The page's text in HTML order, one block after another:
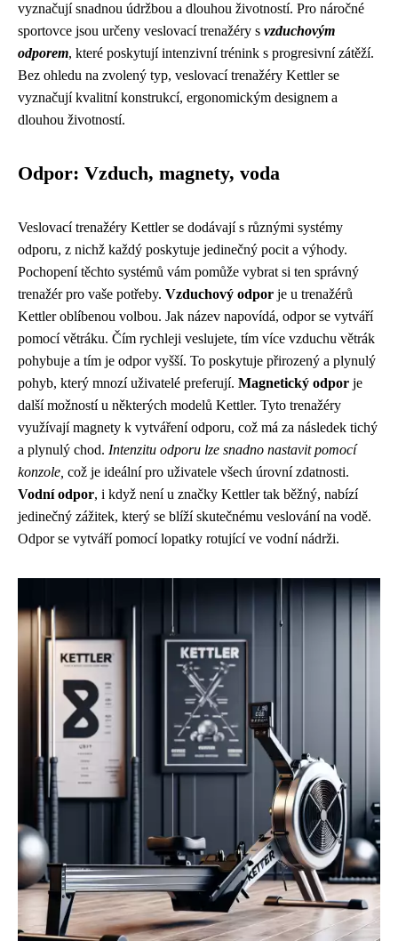
vyznačují snadnou údržbou a dlouhou životností. Pro náročné
sportovce jsou určeny veslovací trenažéry s vzduchovým
odporem, které poskytují intenzivní trénink s progresivní zátěží.
Bez ohledu na zvolený typ, veslovací trenažéry Kettler se
vyznačují kvalitní konstrukcí, ergonomickým designem a
dlouhou životností.
Odpor: Vzduch, magnety, voda
Veslovací trenažéry Kettler se dodávají s různými systémy
odporu, z nichž každý poskytuje jedinečný pocit a výhody.
Pochopení těchto systémů vám pomůže vybrat si ten správný
trenažér pro vaše potřeby. Vzduchový odpor je u trenažérů
Kettler oblíbenou volbou. Jak název napovídá, odpor se vytváří
pomocí větráku. Čím rychleji veslujete, tím více vzduchu větrák
pohybuje a tím je odpor vyšší. To poskytuje přirozený a plynulý
pohyb, který mnozí uživatelé preferují. Magnetický odpor je
další možností u některých modelů Kettler. Tyto trenažéry
využívají magnety k vytváření odporu, což má za následek tichý
a plynulý chod. Intenzitu odporu lze snadno nastavit pomocí
konzole, což je ideální pro uživatele všech úrovní zdatnosti.
Vodní odpor, i když není u značky Kettler tak běžný, nabízí
jedinečný zážitek, který se blíží skutečnému veslování na vodě.
Odpor se vytváří pomocí lopatky rotující ve vodní nádrži.